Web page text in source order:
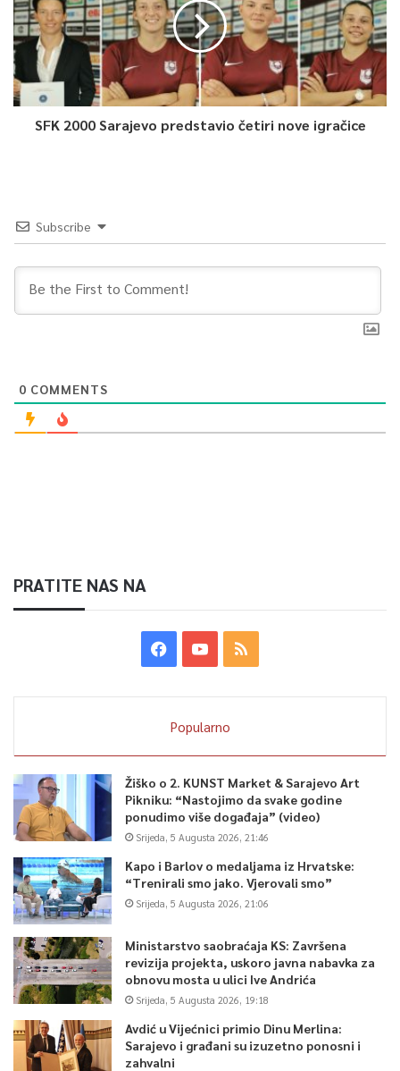
SFK 2000 Sarajevo predstavio četiri nove igračice
Subscribe
0 COMMENTS
PRATITE NAS NA
Popularno
Žiško o 2. KUNST Market & Sarajevo Art
Pikniku: “Nastojimo da svake godine
ponudimo više događaja” (video)
Srijeda, 5 Augusta 2026, 21:46
Kapo i Barlov o medaljama iz Hrvatske:
“Trenirali smo jako. Vjerovali smo”
Srijeda, 5 Augusta 2026, 21:06
Ministarstvo saobraćaja KS: Završena
revizija projekta, uskoro javna nabavka za
obnovu mosta u ulici Ive Andrića
Srijeda, 5 Augusta 2026, 19:18
Avdić u Vijećnici primio Dinu Merlina:
Sarajevo i građani su izuzetno ponosni i
zahvalni